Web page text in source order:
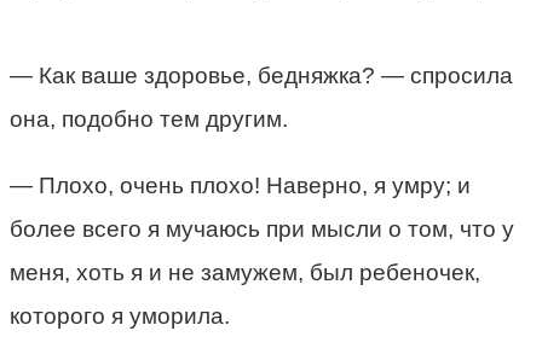
— Как ваше здоровье, бедняжка? — спросила
она, подобно тем другим.
— Плохо, очень плохо! Наверно, я умру; и
более всего я мучаюсь при мысли о том, что у
меня, хоть я и не замужем, был ребеночек,
которого я уморила.